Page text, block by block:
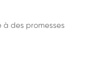
à des promesses